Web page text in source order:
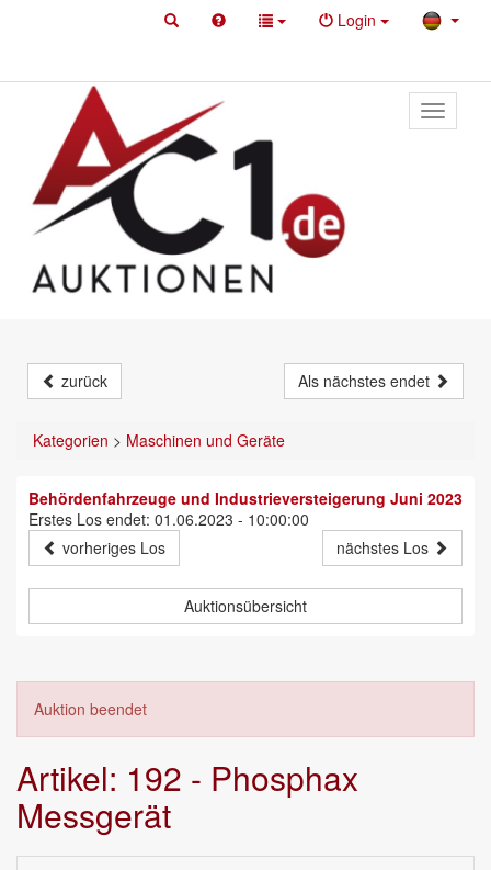
Login
Toggle
primary
zurück Als nächstes endet
Kategorien > Maschinen und Geräte
Behördenfahrzeuge und Industrieversteigerung Juni 2023
Erstes Los endet: 01.06.2023 - 10:00:00
vorheriges Los
nächstes Los
Auktionsübersicht
Auktion beendet
Artikel: 192 - Phosphax
Messgerät